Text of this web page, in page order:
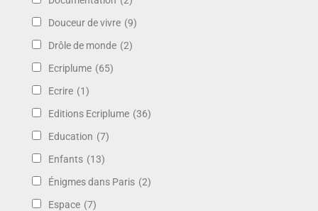
Douceur de vivre (9)
Drôle de monde (2)
Ecriplume (65)
Ecrire (1)
Editions Ecriplume (36)
Education (7)
Enfants (13)
Énigmes dans Paris (2)
Espace (7)